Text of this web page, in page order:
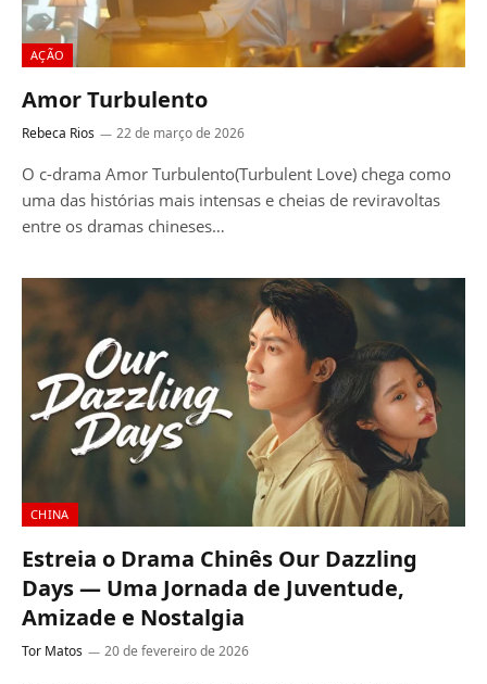
AÇÃO
Amor Turbulento
Rebeca Rios 22 de março de 2026
O c-drama Amor Turbulento(Turbulent Love) chega como
uma das histórias mais intensas e cheias de reviravoltas
entre os dramas chineses…
CHINA
Estreia o Drama Chinês Our Dazzling
Days — Uma Jornada de Juventude,
Amizade e Nostalgia
Tor Matos 20 de fevereiro de 2026